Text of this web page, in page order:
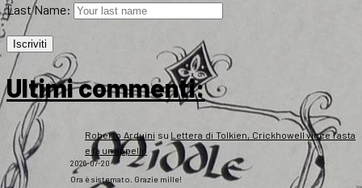
Last Name:
Ultimi commenti:
Roberto Arduini su Lettera di Tolkien, Crickhowell vince l’asta
e fa un appello
2026-07-20
Ora è sistemato. Grazie mille!